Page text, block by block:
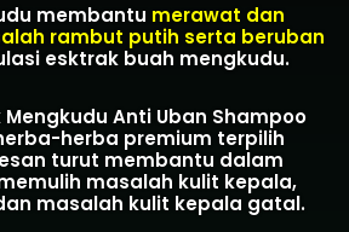
membantu merawat dan
rambut putih serta beruban
esktrak buah mengkudu.
Mengkudu Anti Uban Shampoo
herba premium terpilih
turut membantu dalam
masalah kulit kepala,
masalah kulit kepala gatal.